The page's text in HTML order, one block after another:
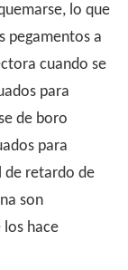
lo que
pegamentos a
cuando se
para
de boro
para
de retardo de
son
los hace